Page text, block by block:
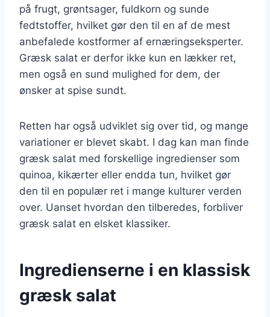
på frugt, grøntsager, fuldkorn og sunde
fedtstoffer, hvilket gør den til en af de mest
anbefalede kostformer af ernæringseksperter.
Græsk salat er derfor ikke kun en lækker ret,
men også en sund mulighed for dem, der
ønsker at spise sundt.
Retten har også udviklet sig over tid, og mange
variationer er blevet skabt. I dag kan man finde
græsk salat med forskellige ingredienser som
quinoa, kikærter eller endda tun, hvilket gør
den til en populær ret i mange kulturer verden
over. Uanset hvordan den tilberedes, forbliver
græsk salat en elsket klassiker.
Ingredienserne i en klassisk
græsk salat